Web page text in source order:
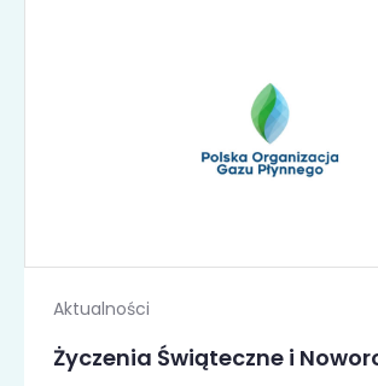
Aktualności
Życzenia Świąteczne i